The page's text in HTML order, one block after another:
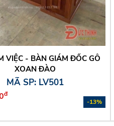
VIỆC - BÀN GIÁM ĐỐC GỖ
XOAN ĐÀO
MÃ SP: LV501
đ
-13%